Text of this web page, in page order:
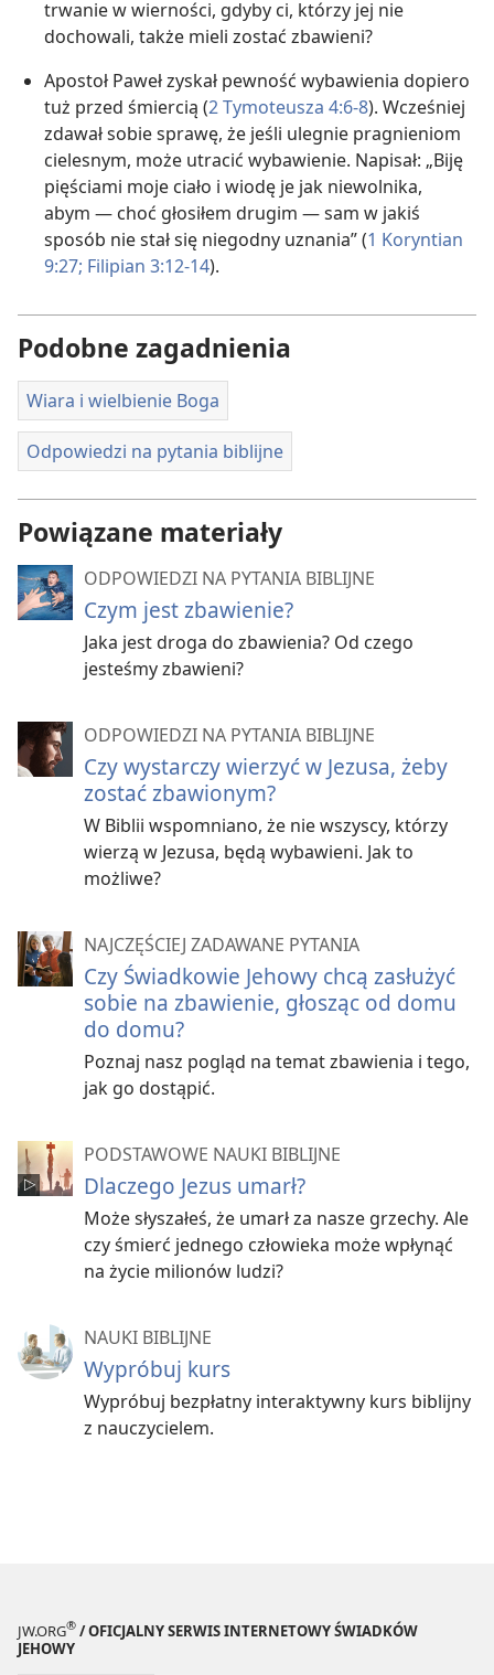
trwanie w wierności, gdyby ci, którzy jej nie
dochowali, także mieli zostać zbawieni?
Apostoł Paweł zyskał pewność wybawienia dopiero
tuż przed śmiercią (2 Tymoteusza 4:6-8). Wcześniej
zdawał sobie sprawę, że jeśli ulegnie pragnieniom
cielesnym, może utracić wybawienie. Napisał: „Biję
pięściami moje ciało i wiodę je jak niewolnika,
abym — choć głosiłem drugim — sam w jakiś
sposób nie stał się niegodny uznania” ​(1 Koryntian
9:27; Filipian 3:12-14).
Podobne zagadnienia
Wiara i wielbienie Boga
Odpowiedzi na pytania biblijne
Powiązane materiały
ODPOWIEDZI NA PYTANIA BIBLIJNE
Czym jest zbawienie?
Jaka jest droga do zbawienia? Od czego
jesteśmy zbawieni?
ODPOWIEDZI NA PYTANIA BIBLIJNE
Czy wystarczy wierzyć w Jezusa, żeby
zostać zbawionym?
W Biblii wspomniano, że nie wszyscy, którzy
wierzą w Jezusa, będą wybawieni. Jak to
możliwe?
NAJCZĘŚCIEJ ZADAWANE PYTANIA
Czy Świadkowie Jehowy chcą zasłużyć
sobie na zbawienie, głosząc od domu
do domu?
Poznaj nasz pogląd na temat zbawienia i tego,
jak go dostąpić.
PODSTAWOWE NAUKI BIBLIJNE
Dlaczego Jezus umarł?
Może słyszałeś, że umarł za nasze grzechy. Ale
czy śmierć jednego człowieka może wpłynąć
na życie milionów ludzi?
NAUKI BIBLIJNE
Wypróbuj kurs
Wypróbuj bezpłatny interaktywny kurs biblijny
z nauczycielem.
JW.ORG® / OFICJALNY SERWIS INTERNETOWY ŚWIADKÓW
JEHOWY